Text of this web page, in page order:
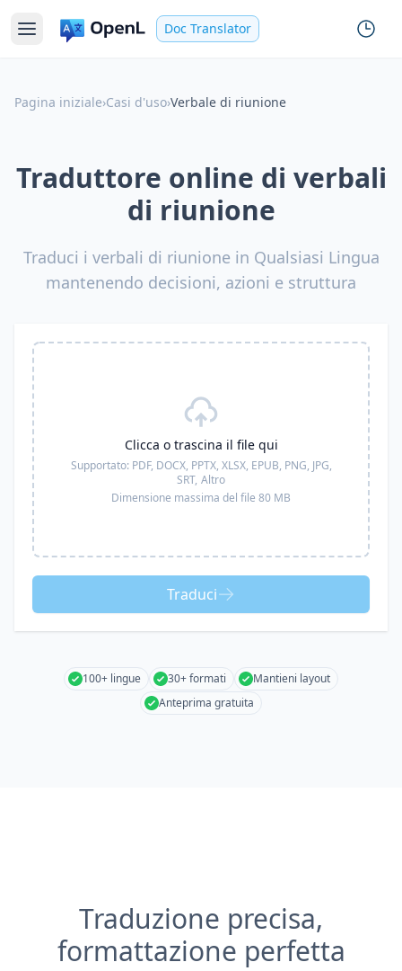
Doc Translator
Pagina iniziale›Casi d'uso›Verbale di riunione
Traduttore online di verbali
di riunione
Traduci i verbali di riunione in Qualsiasi Lingua
mantenendo decisioni, azioni e struttura
Clicca o trascina il file qui
Supportato: PDF, DOCX, PPTX, XLSX, EPUB, PNG, JPG,
SRT, Altro
Dimensione massima del file 80 MB
Traduci
100+ lingue 30+ formati
Mantieni layout
Anteprima gratuita
Traduzione precisa,
formattazione perfetta